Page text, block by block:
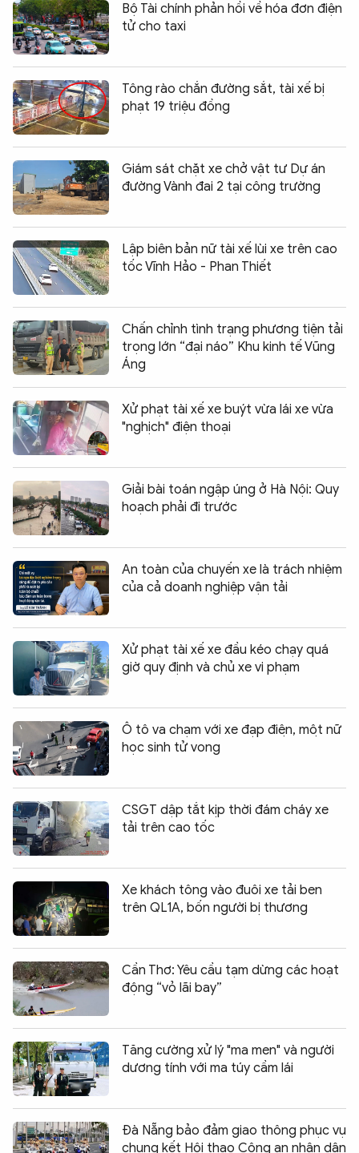
Bộ Tài chính phản hồi về hóa đơn điện
tử cho taxi
Tông rào chắn đường sắt, tài xế bị
phạt 19 triệu đồng
Giám sát chặt xe chở vật tư Dự án
đường Vành đai 2 tại công trường
Lập biên bản nữ tài xế lùi xe trên cao
tốc Vĩnh Hảo - Phan Thiết
Chấn chỉnh tình trạng phương tiện tải
trọng lớn “đại náo” Khu kinh tế Vũng
Áng
Xử phạt tài xế xe buýt vừa lái xe vừa
"nghịch" điện thoại
Giải bài toán ngập úng ở Hà Nội: Quy
hoạch phải đi trước
An toàn của chuyến xe là trách nhiệm
của cả doanh nghiệp vận tải
Xử phạt tài xế xe đầu kéo chạy quá
giờ quy định và chủ xe vi phạm
Ô tô va chạm với xe đạp điện, một nữ
học sinh tử vong
CSGT dập tắt kịp thời đám cháy xe
tải trên cao tốc
Xe khách tông vào đuôi xe tải ben
trên QL1A, bốn người bị thương
Cần Thơ: Yêu cầu tạm dừng các hoạt
động “vỏ lãi bay”
Tăng cường xử lý "ma men" và người
dương tính với ma túy cầm lái
Đà Nẵng bảo đảm giao thông phục vụ
chung kết Hội thao Công an nhân dân